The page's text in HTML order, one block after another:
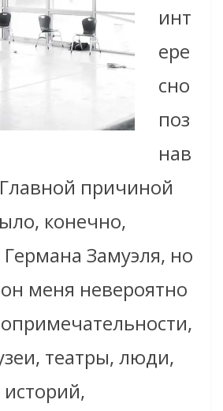
инт
ере
сно
поз
нав
причиной
конечно,
Замуэля, но
меня невероятно
театры, люди,